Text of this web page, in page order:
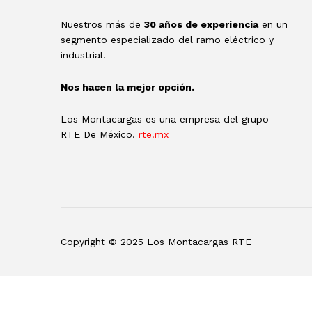
Nuestros más de 30 años de experienciaen un
segmento especializado del ramo eléctrico y
industrial.
Nos hacen la mejor opción.
Los Montacargas es una empresa del grupo
RTE De México. rte.mx
Copyright © 2025 Los Montacargas RTE